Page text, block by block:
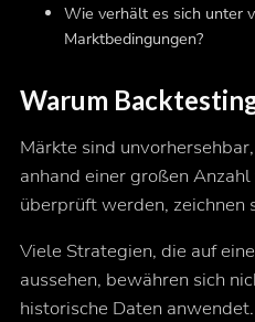
Wie verhält es sich unter
Marktbedingungen?
Warum
Märkte sind
anhand einer großen
überprüft werden, zeichnen
Viele Strategien, die auf
aussehen, bewähren sich
historische Daten